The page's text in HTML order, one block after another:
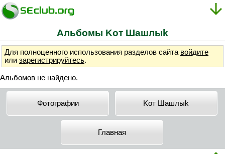
Альбомы Koт Шaшлыk
Для полноценного использования разделов сайта войдите
или зарегистрируйтесь.
Альбомов не найдено.
Фотографии Koт Шaшлыk
Главная